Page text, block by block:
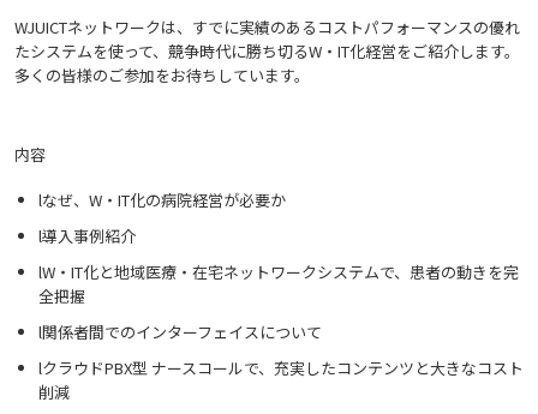
WJUICTネットワークは、すでに実績のあるコストパフォーマンスの優れ
たシステムを使って、競争時代に勝ち切るW・IT化経営をご紹介します。
多くの皆様のご参加をお待ちしています。
内容
lなぜ、W・IT化の病院経営が必要か
l導入事例紹介
lW・IT化と地域医療・在宅ネットワークシステムで、患者の動きを完
全把握
l関係者間でのインターフェイスについて
lクラウドPBX型 ナースコールで、充実したコンテンツと大きなコスト
削減